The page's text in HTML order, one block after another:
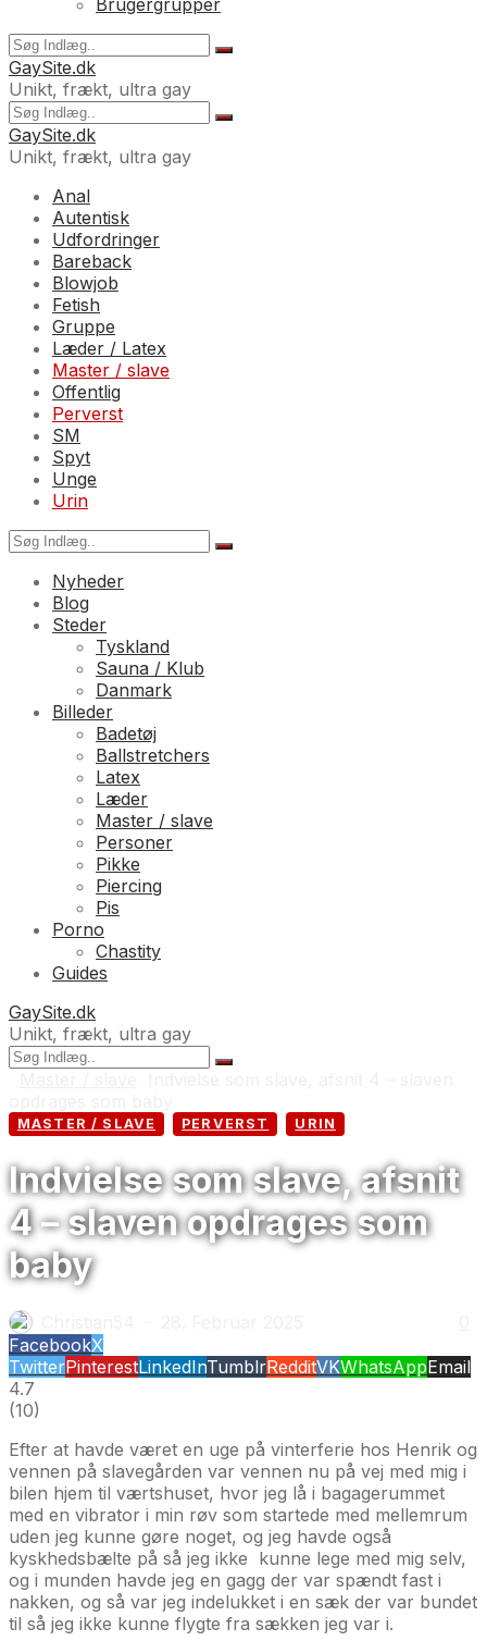
Brugergrupper
GaySite.dk
Unikt, frækt, ultra gay
GaySite.dk
Unikt, frækt, ultra gay
Anal
Autentisk
Udfordringer
Bareback
Blowjob
Fetish
Gruppe
Læder / Latex
Master / slave
Offentlig
Perverst
SM
Spyt
Unge
Urin
Nyheder
Blog
Steder
Tyskland
Sauna / Klub
Danmark
Billeder
Badetøj
Ballstretchers
Latex
Læder
Master / slave
Personer
Pikke
Piercing
Pis
Porno
Chastity
Guides
GaySite.dk
Unikt, frækt, ultra gay
MASTER / SLAVE PERVERST URIN
Indvielse som slave, afsnit
4 – slaven opdrages som
baby
FacebookX
TwitterPinterestLinkedInTumblrRedditVKWhatsAppEmail
4.7
(10)
Efter at havde været en uge på vinterferie hos Henrik og
vennen på slavegården var vennen nu på vej med mig i
bilen hjem til værtshuset, hvor jeg lå i bagagerummet
med en vibrator i min røv som startede med mellemrum
uden jeg kunne gøre noget, og jeg havde også
kyskhedsbælte på så jeg ikke kunne lege med mig selv,
og i munden havde jeg en gagg der var spændt fast i
nakken, og så var jeg indelukket i en sæk der var bundet
til så jeg ikke kunne flygte fra sækken jeg var i.